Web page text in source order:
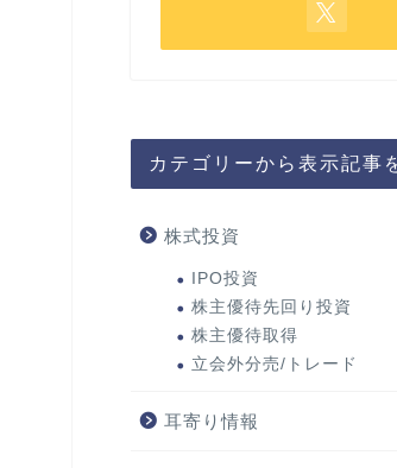
カテゴリーから表示記事
株式投資
IPO投資
株主優待先回り投資
株主優待取得
立会外分売/トレード
耳寄り情報